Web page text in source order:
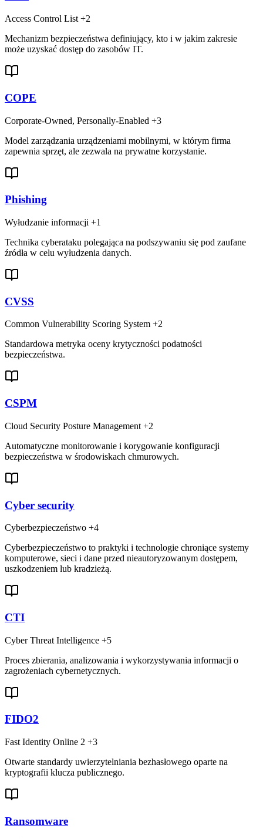
Access Control List +2
Mechanizm bezpieczeństwa definiujący, kto i w jakim zakresie
może uzyskać dostęp do zasobów IT.
COPE
Corporate-Owned, Personally-Enabled +3
Model zarządzania urządzeniami mobilnymi, w którym firma
zapewnia sprzęt, ale zezwala na prywatne korzystanie.
Phishing
Wyłudzanie informacji +1
Technika cyberataku polegająca na podszywaniu się pod zaufane
źródła w celu wyłudzenia danych.
CVSS
Common Vulnerability Scoring System +2
Standardowa metryka oceny krytyczności podatności
bezpieczeństwa.
CSPM
Cloud Security Posture Management +2
Automatyczne monitorowanie i korygowanie konfiguracji
bezpieczeństwa w środowiskach chmurowych.
Cyber security
Cyberbezpieczeństwo +4
Cyberbezpieczeństwo to praktyki i technologie chroniące systemy
komputerowe, sieci i dane przed nieautoryzowanym dostępem,
uszkodzeniem lub kradzieżą.
CTI
Cyber Threat Intelligence +5
Proces zbierania, analizowania i wykorzystywania informacji o
zagrożeniach cybernetycznych.
FIDO2
Fast Identity Online 2 +3
Otwarte standardy uwierzytelniania bezhasłowego oparte na
kryptografii klucza publicznego.
Ransomware